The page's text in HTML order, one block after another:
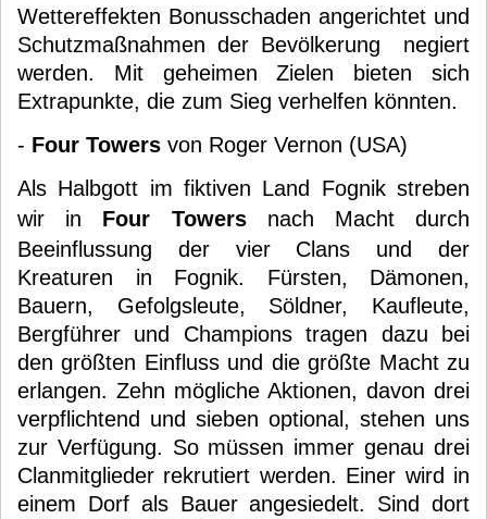
Wettereffekten Bonusschaden angerichtet und
Schutzmaßnahmen der Bevölkerung negiert
werden. Mit geheimen Zielen bieten sich
Extrapunkte, die zum Sieg verhelfen könnten.
- Four Towers von Roger Vernon (USA)
Als Halbgott im fiktiven Land Fognik streben
wir in Four Towersnach Macht durch
Beeinflussung der vier Clans und der
Kreaturen in Fognik. Fürsten, Dämonen,
Bauern, Gefolgsleute, Söldner, Kaufleute,
Bergführer und Champions tragen dazu bei
den größten Einfluss und die größte Macht zu
erlangen. Zehn mögliche Aktionen, davon drei
verpflichtend und sieben optional, stehen uns
zur Verfügung. So müssen immer genau drei
Clanmitglieder rekrutiert werden. Einer wird in
einem Dorf als Bauer angesiedelt. Sind dort